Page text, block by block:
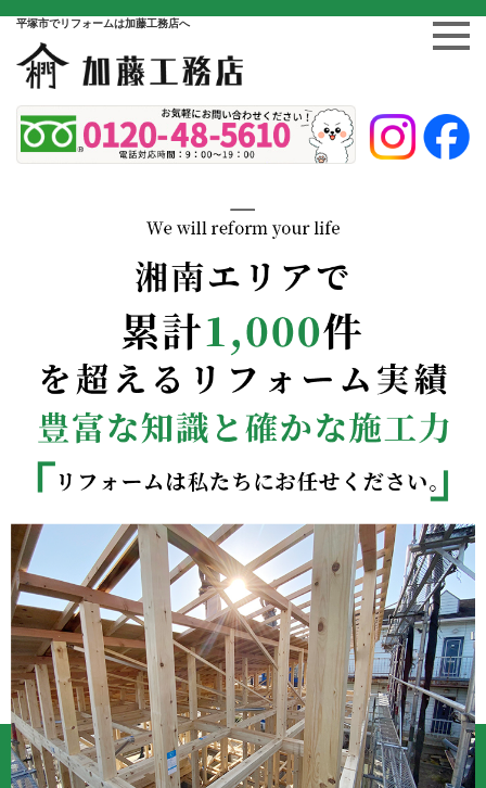
平塚市でリフォームは加藤工務店へ